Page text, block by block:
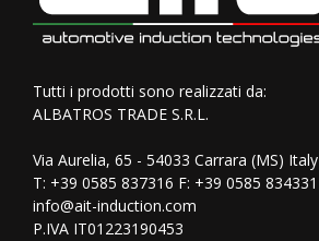
Tutti i prodotti sono realizzati da:
ALBATROS TRADE S.R.L.
Via Aurelia, 65 - 54033 Carrara (MS) Italy
T: +39 0585 837316 F: +39 0585 834331
info@ait-induction.com
P.IVA IT01223190453